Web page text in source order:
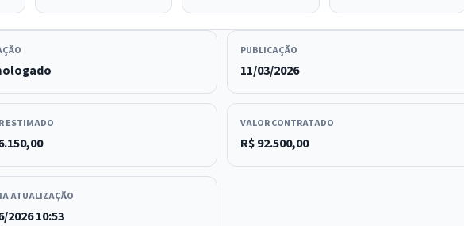
PUBLICAÇÃO
11/03/2026
ESTIMADO VALOR CONTRATADO
R$ 92.500,00
ATUALIZAÇÃO
2026 10:53